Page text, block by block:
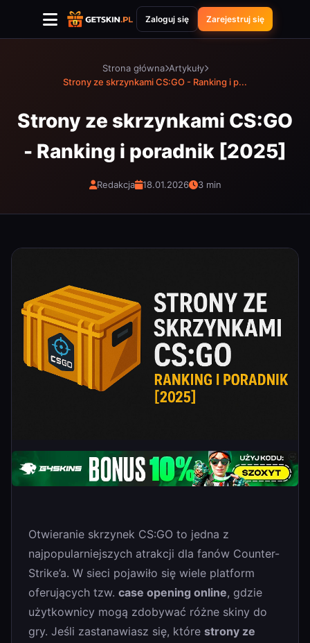
Zaloguj się Zarejestruj się
Strona główna Artykuły
Strony ze skrzynkami CS:GO - Ranking i p...
Strony ze skrzynkami CS:GO
- Ranking i poradnik [2025]
Redakcja 18.01.2026 3 min
Otwieranie skrzynek CS:GO to jedna z
najpopularniejszych atrakcji dla fanów Counter-
Strike’a. W sieci pojawiło się wiele platform
oferujących tzw. case opening online, gdzie
użytkownicy mogą zdobywać różne skiny do
gry. Jeśli zastanawiasz się, które strony ze